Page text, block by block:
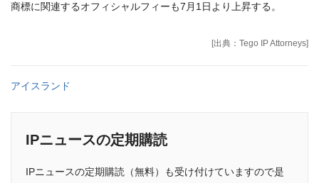
商標に関連するオフィシャルフィーも7月1日より上昇する。
[出典：Tego IP Attorneys]
アイスランド
IPニュースの定期購読
IPニュースの定期購読（無料）も受け付けていますので是